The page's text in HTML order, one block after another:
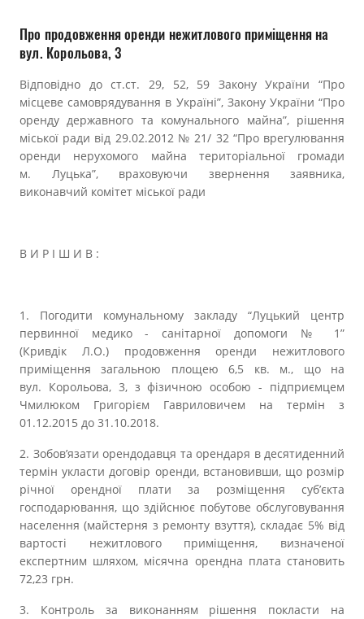
Документи
Про продовження оренди нежитлового приміщення на
вул. Корольова, 3
Відповідно до ст.ст. 29, 52, 59 Закону України “Про
місцеве самоврядування в Україні”, Закону України “Про
оренду державного та комунального майна”, рішення
міської ради від 29.02.2012 № 21/ 32 “Про врегулювання
оренди нерухомого майна територіальної громади
м. Луцька”, враховуючи звернення заявника,
виконавчий комітет міської ради
В И Р І Ш И В :
1. Погодити комунальному закладу “Луцький центр
первинної медико - санітарної допомоги № 1”
(Кривдік Л.О.) продовження оренди нежитлового
приміщення загальною площею 6,5 кв. м., що на
вул. Корольова, 3, з фізичною особою - підприємцем
Чмилюком Григорієм Гавриловичем на термін з
01.12.2015 до 31.10.2018.
2. Зобов’язати орендодавця та орендаря в десятиденний
термін укласти договір оренди, встановивши, що розмір
річної орендної плати за розміщення суб’єкта
господарювання, що здійснює побутове обслуговування
населення (майстерня з ремонту взуття), складає 5% від
вартості нежитлового приміщення, визначеної
експертним шляхом, місячна орендна плата становить
72,23 грн.
3. Контроль за виконанням рішення покласти на